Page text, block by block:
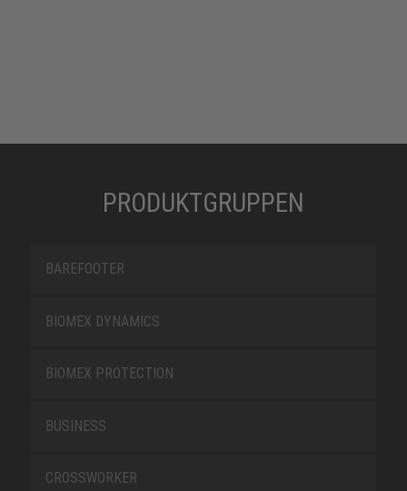
PRODUKTGRUPPEN
BAREFOOTER
BIOMEX DYNAMICS
BIOMEX PROTECTION
BUSINESS
CROSSWORKER